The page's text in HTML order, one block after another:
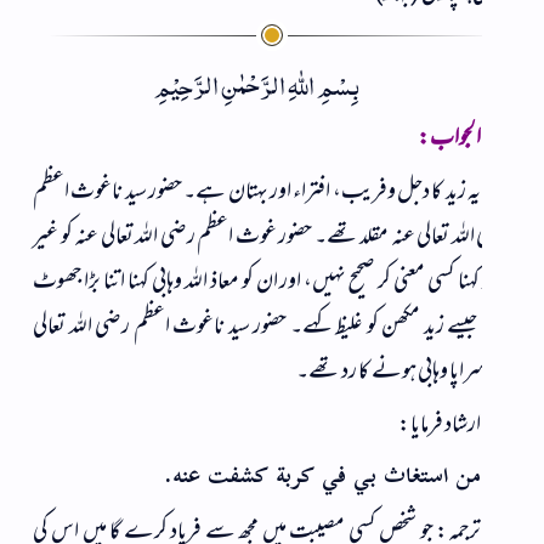
بِسْمِ اللهِ الرَّحْمٰنِ الرَّحِیْمِ
الجواب:
یہ زید کا دجل وفریب، افتراء اور بہتان ہے۔ حضور سید ناغوث اعظم
تعالی عنہ مقلد تھے۔ حضور غوث اعظم رضی اللہ تعالی عنہ کو غیر
کسی معنی کر صحیح نہیں، اور ان کو معاذ اللہ وہابی کہنا اتنا بڑا جھوٹ
زید مکھن کو غلیظ کہے۔ حضور سید ناغوث اعظم رضی اللہ تعالی
وہابی ہونے کا رد تھے۔
ارشاد فرمایا:
من استغاث بي في كربة كشفت عنه.
ترجمہ: جو شخص کسی مصیبت میں مجھ سے فریاد کرے گا میں اس کی